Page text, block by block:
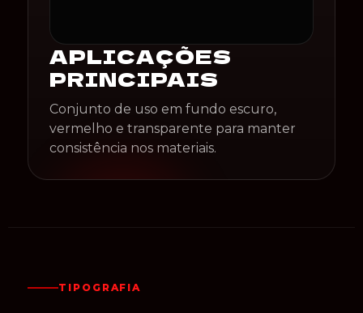
APLICAÇÕES
PRINCIPAIS
Conjunto de uso em fundo escuro,
vermelho e transparente para manter
consistência nos materiais.
TIPOGRAFIA